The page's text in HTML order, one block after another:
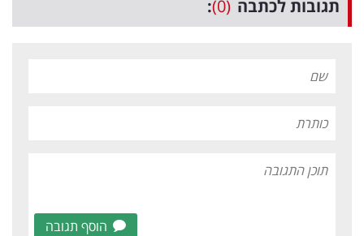
תגובות לכתבה (0)
:
הוסף תגובה